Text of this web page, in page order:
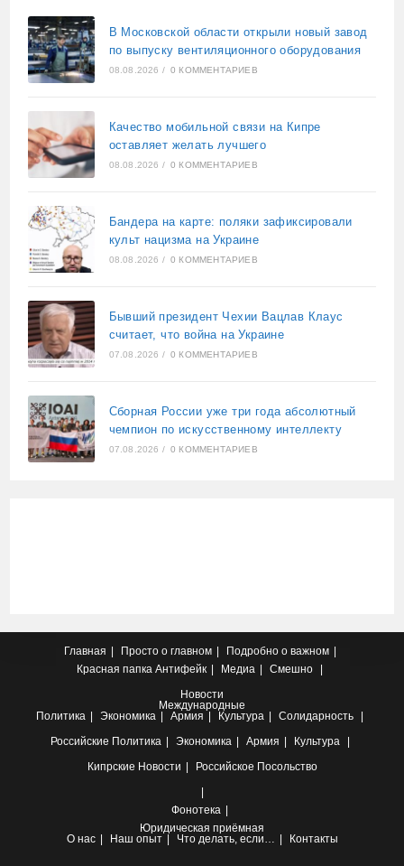
В Московской области открыли новый завод
по выпуску вентиляционного оборудования
08.08.2026 / 0 КОММЕНТАРИЕВ
Качество мобильной связи на Кипре
оставляет желать лучшего
08.08.2026 / 0 КОММЕНТАРИЕВ
Бандера на карте: поляки зафиксировали
культ нацизма на Украине
08.08.2026 / 0 КОММЕНТАРИЕВ
Бывший президент Чехии Вацлав Клаус
считает, что война на Украине
07.08.2026 / 0 КОММЕНТАРИЕВ
Сборная России уже три года абсолютный
чемпион по искусственному интеллекту
07.08.2026 / 0 КОММЕНТАРИЕВ
Главная Просто о главном
Подробно о важном
Красная папка Антифейк Медиа
Смешно
Новости
Международные
Политика
Экономика Армия Культура
Солидарность
Российские Политика Экономика Армия
Культура
Кипрские Новости Российское Посольство
Фонотека
Юридическая приёмная
О нас
Наш опыт Что делать, если… Контакты